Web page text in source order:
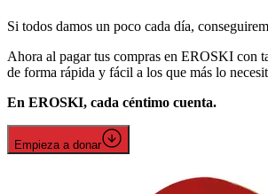
Si todos damos un poco cada día,
Ahora al pagar tus compras en EROSKI con
de forma rápida y fácil a los que más lo
En EROSKI, cada céntimo cuenta.
Empieza a donar